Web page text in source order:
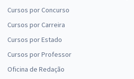
Cursos por Concurso
Cursos por Carreira
Cursos por Estado
Cursos por Professor
Oficina de Redação